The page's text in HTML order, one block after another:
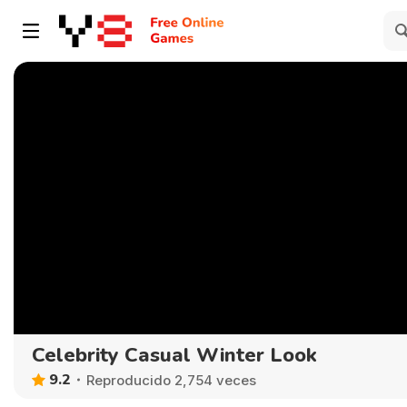
Celebrity Casual Winter Look
9.2 Reproducido 2,754 veces